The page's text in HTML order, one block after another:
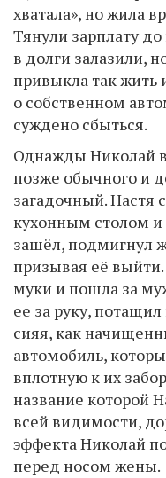
хватала», но жила
Тянули зарплату
в долги залазили,
привыкла так жить
о собственном
суждено сбыться.
Однажды Николай
позже обычного и
загадочный. Настя
кухонным столом
зашёл, подмигнул
призывая её выйти.
муки и пошла за
ее за руку,
сияя, как
автомобиль,
вплотную к их
название которой
всей видимости,
эффекта Николай
перед носом жены.